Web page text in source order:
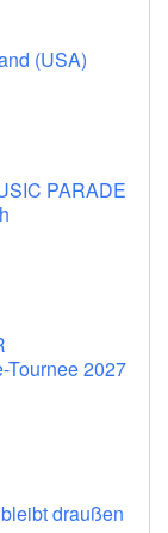
(USA)
PARADE
2027
draußen